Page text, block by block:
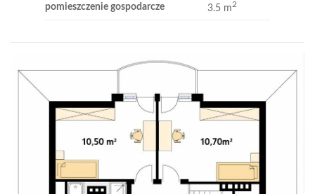
pomieszczenie gospodarcze 3.5 m2